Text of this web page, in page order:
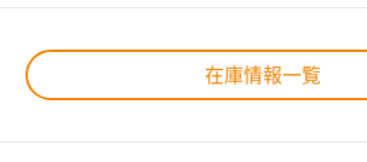
在庫情報一覧